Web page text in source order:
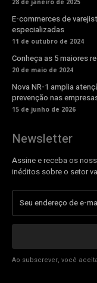
E-commerces de
especializadas
11 de outubro de 2024
Conheça as 5 maiores
20 de maio de 2024
Nova NR-1 amplia
prevenção nas
15 de junho de 2026
Newsletter
Assine e receba os
inéditos sobre o setor
Ao subscrever, você